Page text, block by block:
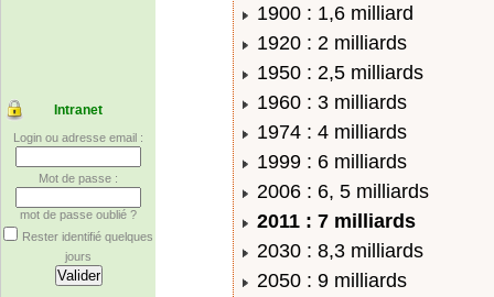
Intranet
Login ou adresse email :
Mot de passe :
mot de passe oublié ?
Rester identifié quelques
jours
1900 : 1,6 milliard
1920 : 2 milliards
1950 : 2,5 milliards
1960 : 3 milliards
1974 : 4 milliards
1999 : 6 milliards
2006 : 6, 5 milliards
2011 : 7 milliards
2030 : 8,3 milliards
2050 : 9 milliards